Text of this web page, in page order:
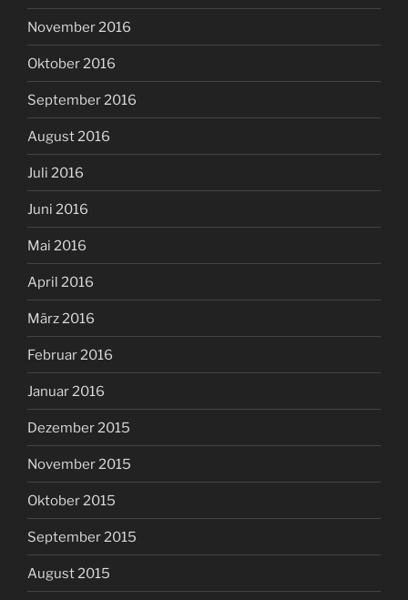
November 2016
Oktober 2016
September 2016
August 2016
Juli 2016
Juni 2016
Mai 2016
April 2016
März 2016
Februar 2016
Januar 2016
Dezember 2015
November 2015
Oktober 2015
September 2015
August 2015